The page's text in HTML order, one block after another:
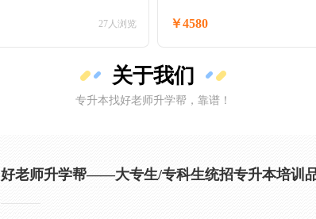
27人浏览 ￥4580
关于我们
专升本找好老师升学帮，靠谱！
好老师升学帮——大专生/专科生统招专升本培训